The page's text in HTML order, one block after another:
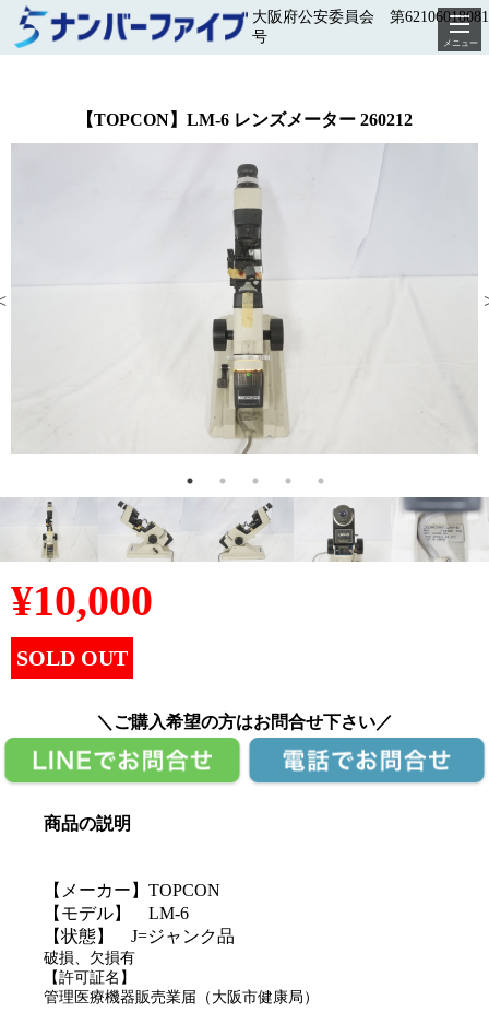
大阪府公安委員会 第
号
メニュー
【TOPCON】LM-6 レンズメーター 260212
¥10,000
SOLD OUT
＼ご購入希望の方はお問合せ下さい／
商品の説明
【メーカー】TOPCON
【モデル】 LM-6
【状態】 J=ジャンク品
破損、欠損有
【許可証名】
管理医療機器販売業届（大阪市健康局）